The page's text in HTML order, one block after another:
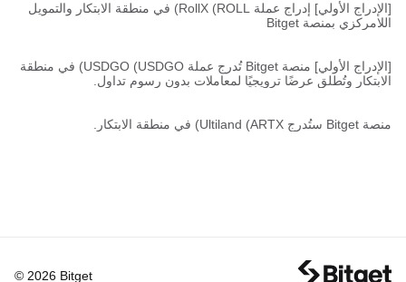
[الإدراج الأولي] إدراج عملة RollX (ROLL) في منطقة الابتكار والتمويل
اللامركزي بمنصة Bitget
[الإدراج الأولي] منصة Bitget تُدرج عملة USDGO (USDGO) في منطقة
الابتكار وتُطلق عرضًا ترويجيًا لمعاملات بدون رسوم تداول.
منصة Bitget ستُدرج Ultiland (ARTX) في منطقة الابتكار.
© 2026 Bitget